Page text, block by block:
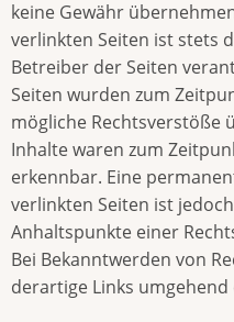
keine Gewähr
verlinkten Seiten ist stets
Betreiber der Seiten
Seiten wurden zum
mögliche Rechtsverstöße
Inhalte waren zum
erkennbar. Eine
verlinkten Seiten ist
Anhaltspunkte einer
Bei Bekanntwerden von
derartige Links